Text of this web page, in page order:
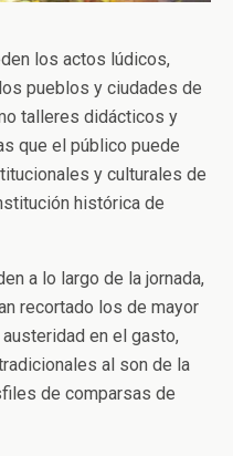
los actos lúdicos,
pueblos y ciudades de
talleres didácticos y
que el público puede
y culturales de
histórica de
a lo largo de la jornada,
recortado los de mayor
en el gasto,
al son de la
de comparsas de